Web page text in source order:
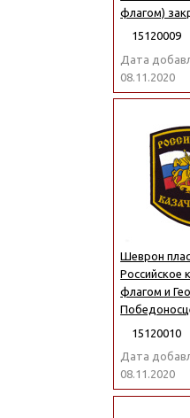
флагом)
15120009
Дата
08.11.2020
Шеврон
Российское
флагом и
15120010
Дата
08.11.2020